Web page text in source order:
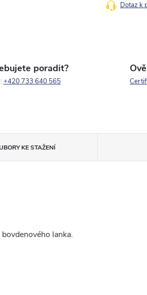
Dotaz k
poradit?
+420 733 640 565
KE STAŽENÍ
lanka.